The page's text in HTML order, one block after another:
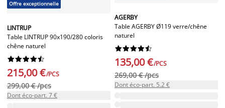
Offre exceptionnelle
LINTRUP
Table LINTRUP 90x190/280 coloris
chêne naturel






215,00 €/PCS
299,00 € /pcs
Dont éco-part. 7 €
AGERBY
Table AGERBY Ø119 verre/chêne
naturel






135,00 €/PCS
269,00 € /pcs
Dont éco-part. 5.2 €